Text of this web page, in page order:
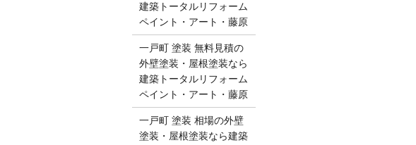
建築トータルリフォーム
ペイント・アート・藤原
一戸町 塗装 無料見積の
外壁塗装・屋根塗装なら
建築トータルリフォーム
ペイント・アート・藤原
一戸町 塗装 相場の外壁
塗装・屋根塗装なら建築